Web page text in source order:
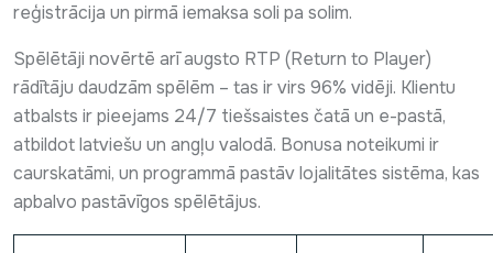
reģistrācija un pirmā iemaksa soli pa solim.
Spēlētāji novērtē arī augsto RTP (Return to Player)
rādītāju daudzām spēlēm – tas ir virs 96% vidēji. Klientu
atbalsts ir pieejams 24/7 tiešsaistes čatā un e-pastā,
atbildot latviešu un angļu valodā. Bonusa noteikumi ir
caurskatāmi, un programmā pastāv lojalitātes sistēma, kas
apbalvo pastāvīgos spēlētājus.